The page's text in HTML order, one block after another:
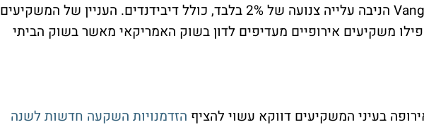
Vanguard FTSE Europe ETF הניבה עלייה צנועה של 2% בלבד, כולל דיבידנדים. העניין של המשקיעים
משקיעים אירופיים מעדיפים לדון בשוק האמריקאי מאשר בשוק הביתי
בעיני המשקיעים דווקא עשוי להציף הזדמנויות השקעה חדשות לשנה